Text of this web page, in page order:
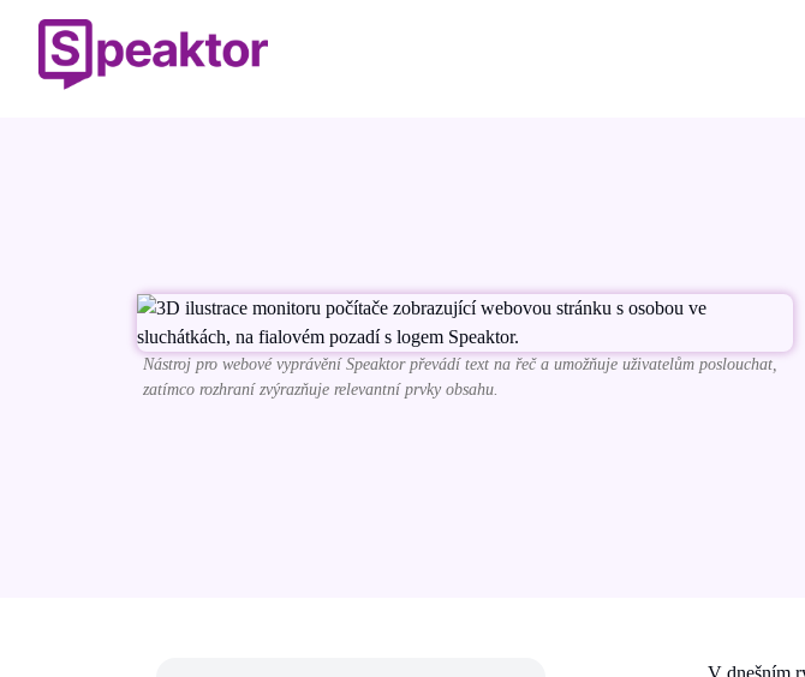
Nástroj pro webové vyprávění Speaktor převádí text na řeč a umožňuje uživatelům poslouchat,
zatímco rozhraní zvýrazňuje relevantní prvky obsahu.
V dnešním